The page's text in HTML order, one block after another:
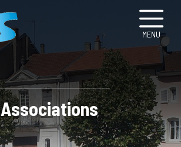
MENU
Associations